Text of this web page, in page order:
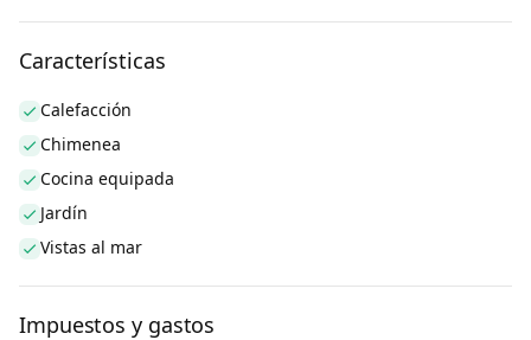
Características
Calefacción
Chimenea
Cocina equipada
Jardín
Vistas al mar
Impuestos y gastos